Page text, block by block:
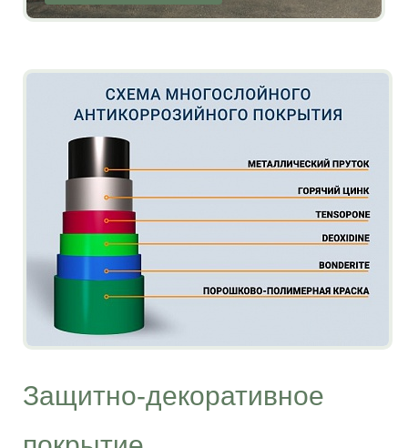
Защитно-декоративное